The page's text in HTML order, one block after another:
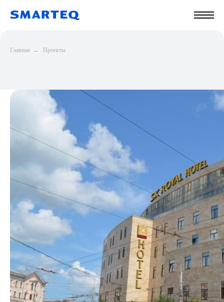
Главная → Проекты